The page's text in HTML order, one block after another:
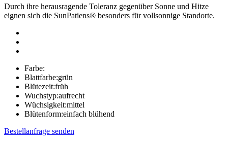
Durch ihre herausragende Toleranz gegenüber Sonne und Hitze
eignen sich die SunPatiens® besonders für vollsonnige Standorte.
Farbe:
Blattfarbe:grün
Blütezeit:früh
Wuchstyp:aufrecht
Wüchsigkeit:mittel
Blütenform:einfach blühend
Bestellanfrage senden